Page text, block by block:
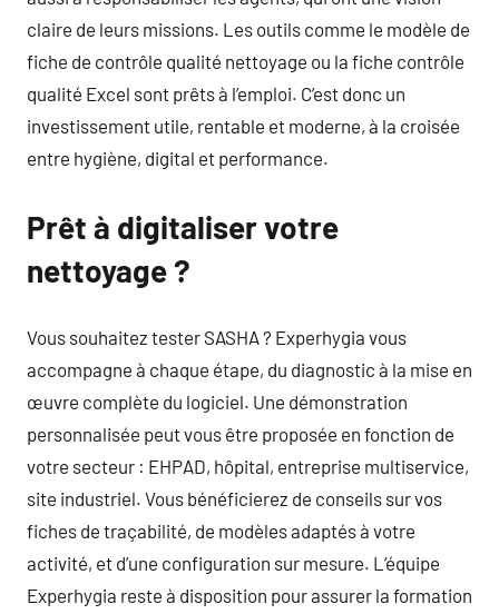
claire de leurs missions. Les outils comme le modèle de
fiche de contrôle qualité nettoyage ou la fiche contrôle
qualité Excel sont prêts à l’emploi. C’est donc un
investissement utile, rentable et moderne, à la croisée
entre hygiène, digital et performance.
Prêt à digitaliser votre
nettoyage ?
Vous souhaitez tester SASHA ? Experhygia vous
accompagne à chaque étape, du diagnostic à la mise en
œuvre complète du logiciel. Une démonstration
personnalisée peut vous être proposée en fonction de
votre secteur : EHPAD, hôpital, entreprise multiservice,
site industriel. Vous bénéficierez de conseils sur vos
fiches de traçabilité, de modèles adaptés à votre
activité, et d’une configuration sur mesure. L’équipe
Experhygia reste à disposition pour assurer la formation